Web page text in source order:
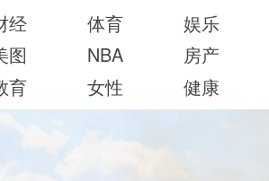
经 体育 娱乐
图
NBA 房产
育
女性 健康